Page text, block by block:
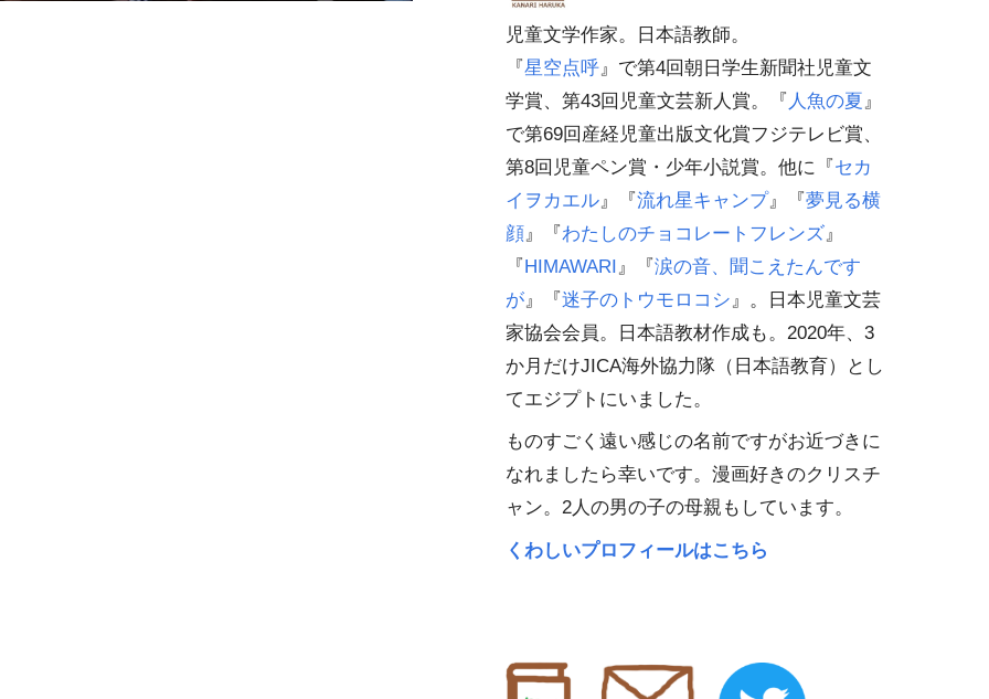
児童文学作家。日本語教師。
『星空点呼』で第4回朝日学生新聞社児童文
学賞、第43回児童文芸新人賞。『 人魚の夏』
で第69回産経児童出版文化賞フジテレビ賞、
第8回児童ペン賞・少年小説賞。他に『セカ
イヲカエル』『流れ星キャンプ』『夢見る横
顔』『わたしのチョコレートフレンズ』
『HIMAWARI』『涙の音、聞こえたんです
が』『迷子のトウモロコシ』。日本児童文芸
家協会会員。日本語教材作成も。2020年、3
か月だけJICA海外協力隊（日本語教育）とし
てエジプトにいました。
ものすごく遠い感じの名前ですがお近づきに
なれましたら幸いです。漫画好きのクリスチ
ャン。2人の男の子の母親もしています。
くわしいプロフィールはこちら